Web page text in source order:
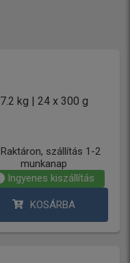
7.2 kg | 24 x 300 g
Raktáron, szállítás 1-2
munkanap
Ingyenes kiszállítás
KOSÁRBA